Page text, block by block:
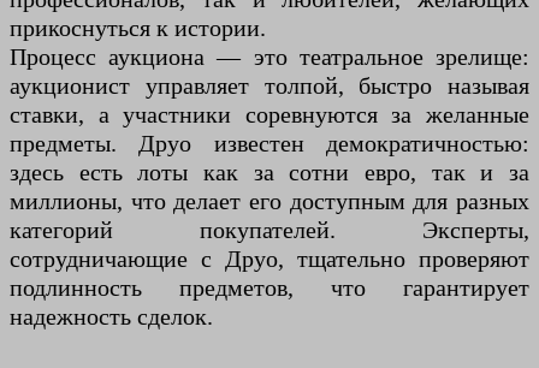
прикоснуться к истории.
Процесс аукциона — это театральное зрелище:
аукционист управляет толпой, быстро называя
ставки, а участники соревнуются за желанные
предметы. Друо известен демократичностью:
здесь есть лоты как за сотни евро, так и за
миллионы, что делает его доступным для разных
категорий покупателей. Эксперты,
сотрудничающие с Друо, тщательно проверяют
подлинность предметов, что гарантирует
надежность сделок.